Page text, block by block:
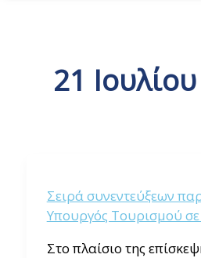
21
Σειρά συνεντεύξεων
Υπουργός Τουρισμού
Στο πλαίσιο της